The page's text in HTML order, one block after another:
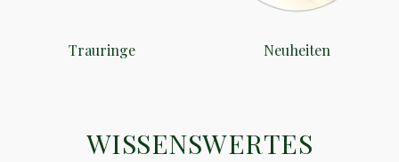
Trauringe Neuheiten
WISSENSWERTES